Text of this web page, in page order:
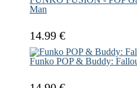
Man
14.99 €
Funko POP & Buddy: